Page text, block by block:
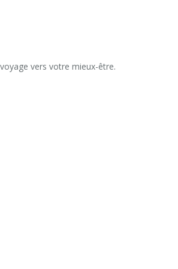
vers votre mieux-être.